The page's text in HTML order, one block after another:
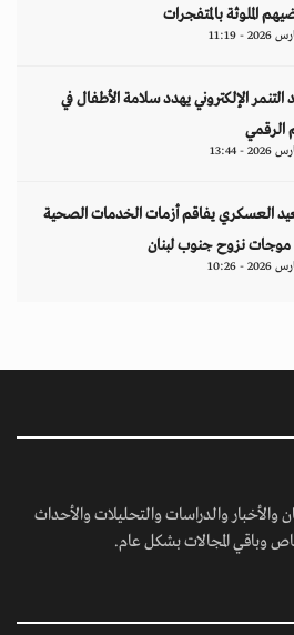
الملوثة بالمتفجرات
الإلكتروني يهدد سلامة الأطفال في
الرقمي
العسكري يفاقم أزمات الخدمات الصحية
نزوح جنوب لبنان
والدراسات والتحليلات والأحداث
وباقي المجالات بشكل عام.